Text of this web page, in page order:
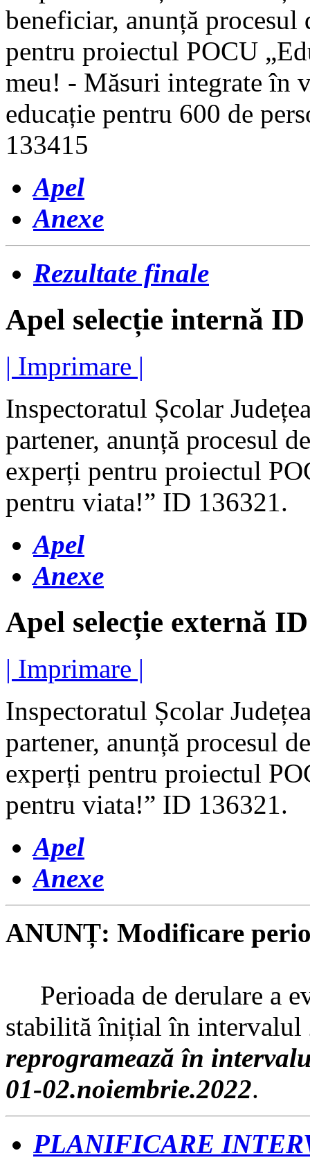
beneficiar, anunță
pentru proiectul POCU
meu! - Măsuri integrate în
educație pentru 600 de
133415
Apel
Anexe
Rezultate finale
Apel selecție internă
| Imprimare |
Inspectoratul Școlar
partener, anunță procesul
experți pentru proiectul
pentru viata!” ID 136321.
Apel
Anexe
Apel selecție externă
| Imprimare |
Inspectoratul Școlar
partener, anunță procesul
experți pentru proiectul
pentru viata!” ID 136321.
Apel
Anexe
ANUNȚ: Modificare
Perioada de derulare a
stabilită înițial în
reprogramează în
01-02.noiembrie.2022.
PLANIFICARE